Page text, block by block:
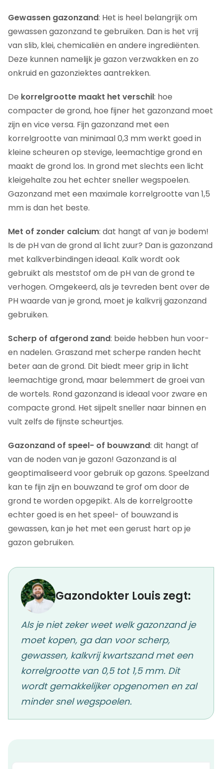
Gewassen gazonzand: Het is heel belangrijk om
gewassen gazonzand te gebruiken. Dan is het vrij
van slib, klei, chemicaliën en andere ingrediënten.
Deze kunnen namelijk je gazon verzwakken en zo
onkruid en gazonziektes aantrekken.
De korrelgrootte maakt het verschil: hoe
compacter de grond, hoe fijner het gazonzand moet
zijn en vice versa. Fijn gazonzand met een
korrelgrootte van minimaal 0,3 mm werkt goed in
kleine scheuren op stevige, leemachtige grond en
maakt de grond los. In grond met slechts een licht
kleigehalte zou het echter sneller wegspoelen.
Gazonzand met een maximale korrelgrootte van 1,5
mm is dan het beste.
Met of zonder calcium: dat hangt af van je bodem!
Is de pH van de grond al licht zuur? Dan is gazonzand
met kalkverbindingen ideaal. Kalk wordt ook
gebruikt als meststof om de pH van de grond te
verhogen. Omgekeerd, als je tevreden bent over de
PH waarde van je grond, moet je kalkvrij gazonzand
gebruiken.
Scherp of afgerond zand: beide hebben hun voor-
en nadelen. Graszand met scherpe randen hecht
beter aan de grond. Dit biedt meer grip in licht
leemachtige grond, maar belemmert de groei van
de wortels. Rond gazonzand is ideaal voor zware en
compacte grond. Het sijpelt sneller naar binnen en
vult zelfs de fijnste scheurtjes.
Gazonzand of speel- of bouwzand: dit hangt af
van de noden van je gazon! Gazonzand is al
geoptimaliseerd voor gebruik op gazons. Speelzand
kan te fijn zijn en bouwzand te grof om door de
grond te worden opgepikt. Als de korrelgrootte
echter goed is en het speel- of bouwzand is
gewassen, kan je het met een gerust hart op je
gazon gebruiken.
Gazondokter Louis zegt:
Als je niet zeker weet welk gazonzand je
moet kopen, ga dan voor scherp,
gewassen, kalkvrij kwartszand met een
korrelgrootte van 0,5 tot 1,5 mm. Dit
wordt gemakkelijker opgenomen en zal
minder snel wegspoelen.